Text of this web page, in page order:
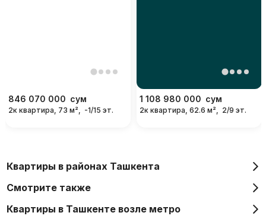
846 070 000 сум
2к квартира, 73 м², -1/15 эт.
1 108 980 000 сум
2к квартира, 62.6 м², 2/9 эт.
Квартиры в районах Ташкента
Смотрите также
Квартиры в Ташкенте возле метро